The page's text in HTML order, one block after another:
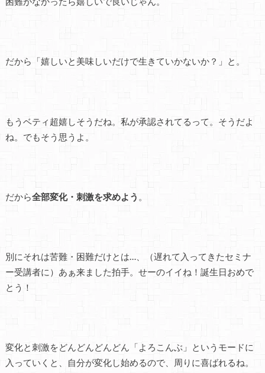
だから「嬉しいと美味しいだけで生きていかないか？」と。
もうベティ超嬉しそうだね。私が承認されてるって。そうだよ
ね。でもそう思うよ。
だから全部変化・刺激を求めよう 。
別にそれは苦難・困難だけとは…、（遅れて入ってきたセミナ
ー受講者に）あぁ来ました拍手。せーのイイね！誕生日おめで
とう！
変化と刺激をどんどんどんどん「よろこんぶ」というモードに
入っていくと、自分が変化し始めるので、周りに喜ばれるね。